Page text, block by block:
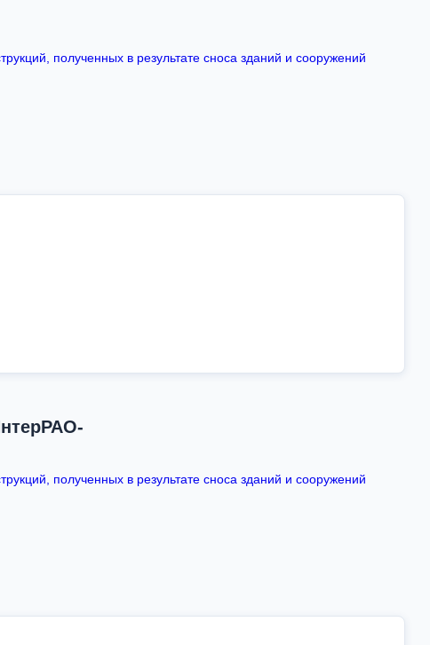
полученных в результате сноса зданий и сооружений
полученных в результате сноса зданий и сооружений